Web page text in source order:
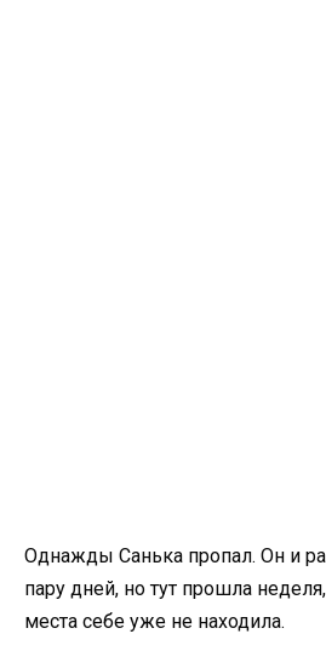
Однажды Санька пропал. Он и
пару дней, но тут прошла
места себе уже не находила.